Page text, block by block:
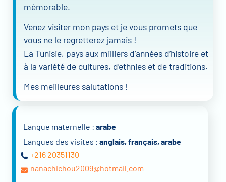
mémorable.
Venez visiter mon pays et je vous promets que
vous ne le regretterez jamais !
La Tunisie, pays aux milliers d’années d’histoire et
à la variété de cultures, d’ethnies et de traditions.
Mes meilleures salutations !
Langue maternelle : arabe
Langues des visites : anglais, français, arabe
+216 20351130
nanachichou2009@hotmail.com